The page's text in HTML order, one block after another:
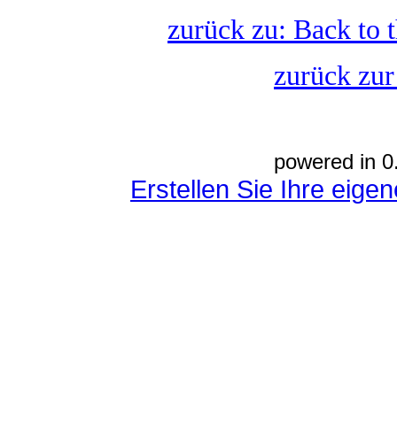
zurück zu: Back to
zurück
powered in
Erstellen Sie Ihre